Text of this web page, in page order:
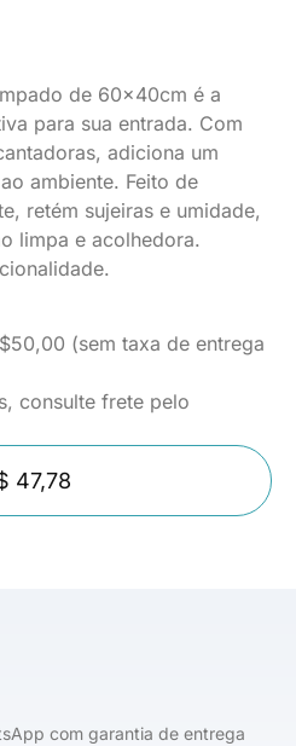
de 60x40cm é a
para sua entrada. Com
adiciona um
ambiente. Feito de
retém sujeiras e umidade,
limpa e acolhedora.
(sem taxa de entrega
consulte frete pelo
47,78
com garantia de entrega